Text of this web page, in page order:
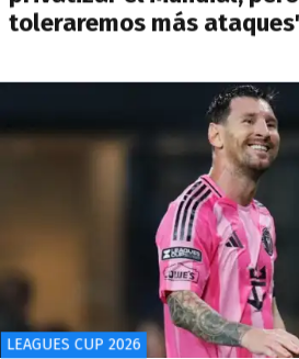
toleraremos más
LEAGUES CUP 2026